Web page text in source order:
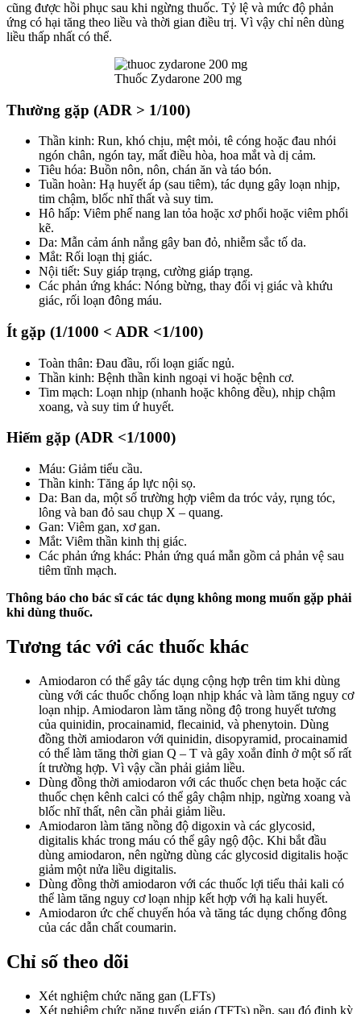
cũng được hồi phục sau khi ngừng thuốc. Tỷ lệ và mức độ phản
ứng có hại tăng theo liều và thời gian điều trị. Vì vậy chỉ nên dùng
liều thấp nhất có thể.
Thuốc Zydarone 200 mg
Thường gặp (ADR > 1/100)
Thần kinh: Run, khó chịu, mệt mỏi, tê cóng hoặc đau nhói
ngón chân, ngón tay, mất điều hòa, hoa mắt và dị cảm.
Tiêu hóa: Buồn nôn, nôn, chán ăn và táo bón.
Tuần hoàn: Hạ huyết áp (sau tiêm), tác dụng gây loạn nhịp,
tim chậm, blốc nhĩ thất và suy tim.
Hô hấp: Viêm phế nang lan tỏa hoặc xơ phổi hoặc viêm phổi
kẽ.
Da: Mẫn cảm ánh nắng gây ban đỏ, nhiễm sắc tố da.
Mắt: Rối loạn thị giác.
Nội tiết: Suy giáp trạng, cường giáp trạng.
Các phản ứng khác: Nóng bừng, thay đổi vị giác và khứu
giác, rối loạn đông máu.
Ít gặp (1/1000 < ADR <1/100)
Toàn thân: Ðau đầu, rối loạn giấc ngủ.
Thần kinh: Bệnh thần kinh ngoại vi hoặc bệnh cơ.
Tim mạch: Loạn nhịp (nhanh hoặc không đều), nhịp chậm
xoang, và suy tim ứ huyết.
Hiếm gặp (ADR <1/1000)
Máu: Giảm tiểu cầu.
Thần kinh: Tăng áp lực nội sọ.
Da: Ban da, một số trường hợp viêm da tróc vảy, rụng tóc,
lông và ban đỏ sau chụp X – quang.
Gan: Viêm gan, xơ gan.
Mắt: Viêm thần kinh thị giác.
Các phản ứng khác: Phản ứng quá mẫn gồm cả phản vệ sau
tiêm tĩnh mạch.
Thông báo cho bác sĩ các tác dụng không mong muốn gặp phải
khi dùng thuốc.
Tương tác với các thuốc khác
Amiodaron có thể gây tác dụng cộng hợp trên tim khi dùng
cùng với các thuốc chống loạn nhịp khác và làm tăng nguy cơ
loạn nhịp. Amiodaron làm tăng nồng độ trong huyết tương
của quinidin, procainamid, flecainid, và phenytoin. Dùng
đồng thời amiodaron với quinidin, disopyramid, procainamid
có thể làm tăng thời gian Q – T và gây xoắn đỉnh ở một số rất
ít trường hợp. Vì vậy cần phải giảm liều.
Dùng đồng thời amiodaron với các thuốc chẹn beta hoặc các
thuốc chẹn kênh calci có thể gây chậm nhịp, ngừng xoang và
blốc nhĩ thất, nên cần phải giảm liều.
Amiodaron làm tăng nồng độ digoxin và các glycosid,
digitalis khác trong máu có thể gây ngộ độc. Khi bắt đầu
dùng amiodaron, nên ngừng dùng các glycosid digitalis hoặc
giảm một nửa liều digitalis.
Dùng đồng thời amiodaron với các thuốc lợi tiểu thải kali có
thể làm tăng nguy cơ loạn nhịp kết hợp với hạ kali huyết.
Amiodaron ức chế chuyển hóa và tăng tác dụng chống đông
của các dẫn chất coumarin.
Chỉ số theo dõi
Xét nghiệm chức năng gan (LFTs)
Xét nghiệm chức năng tuyến giáp (TFTs) nền, sau đó định kỳ